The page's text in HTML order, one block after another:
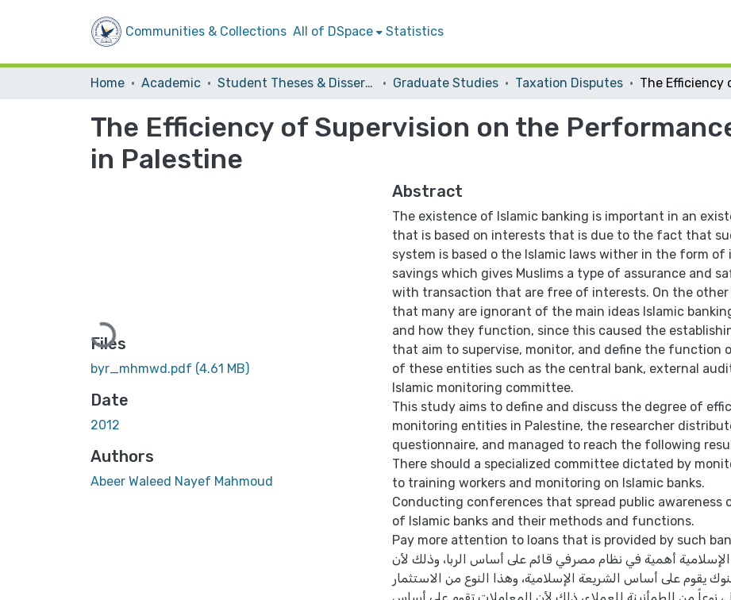
Communities & Collections All of DSpace Statistics
Home Academic Student Theses & Dissertations Graduate Studies Taxation Disputes
The Efficiency of Supervision on the
in Palestine
Loading...
Files
byr_mhmwd.pdf (4.61 MB)
Date
2012
Authors
Abeer Waleed Nayef Mahmoud
Abstract
The existence of Islamic banking is important in an
that is based on interests that is due to the fact that
system is based o the Islamic laws wither in the form
savings which gives Muslims a type of assurance and
with transaction that are free of interests. On the other
that many are ignorant of the main ideas Islamic
and how they function, since this caused the
that aim to supervise, monitor, and define the function
of these entities such as the central bank, external
Islamic monitoring committee.
This study aims to define and discuss the degree of
monitoring entities in Palestine, the researcher
questionnaire, and managed to reach the following
There should a specialized committee dictated by
to training workers and monitoring on Islamic banks.
Conducting conferences that spread public
of Islamic banks and their methods and functions.
Pay more attention to loans that is provided by such
الإسلامية أهمية في نظام مصرفي قائم على أساس الربا، وذلك لأن
يقوم على أساس الشريعة الإسلامية، وهذا النوع من الاستثمار